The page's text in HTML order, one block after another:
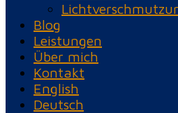
Blog
Leistungen
Über mich
Kontakt
English
Deutsch